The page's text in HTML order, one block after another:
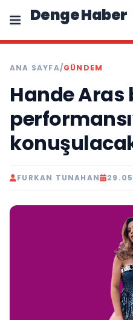
Denge Haber
ANA SAYFA/GÜNDEM
Hande Aras
FURKAN TUNAHAN